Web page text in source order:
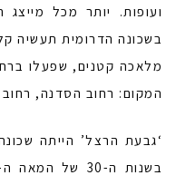
ועופות. יותר מכל
בשכונה הדרומית תעשיה
מלאכה קטנים, שפעלו
המקום: רחוב הסדנה,
‘גבעת הרצל’ הייתה
בשנות ה-30 של המאה ה-20. היא נשקה לחלקה הדרומי של